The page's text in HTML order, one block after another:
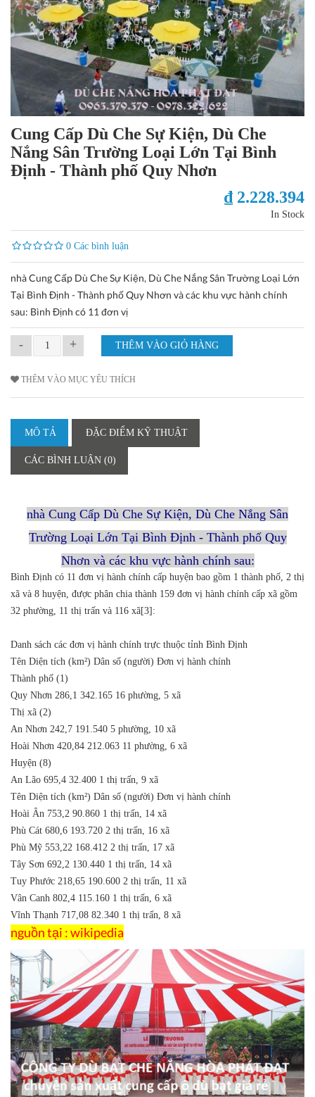
Cung Cấp Dù Che Sự Kiện, Dù Che
Nắng Sân Trường Loại Lớn Tại Bình
Định - Thành phố Quy Nhơn
₫ 2.228.394
In Stock
0 Các bình luận
nhà Cung Cấp Dù Che Sự Kiện, Dù Che Nắng Sân Trường Loại Lớn
Tại Bình Định - Thành phố Quy Nhơn và các khu vực hành chính
sau: Bình Định có 11 đơn vị
- +
THÊM VÀO MỤC YÊU THÍCH
MÔ TẢ ĐẶC ĐIỂM KỸ THUẬT
CÁC BÌNH LUẬN (0)
nhà Cung Cấp Dù Che Sự Kiện, Dù Che Nắng Sân
Trường Loại Lớn Tại Bình Định - Thành phố Quy
Nhơn và các khu vực hành chính sau:
Bình Định có 11 đơn vị hành chính cấp huyện bao gồm 1 thành phố, 2 thị
xã và 8 huyện, được phân chia thành 159 đơn vị hành chính cấp xã gồm
32 phường, 11 thị trấn và 116 xã[3]:
Danh sách các đơn vị hành chính trực thuộc tỉnh Bình Định
Tên Diện tích (km²) Dân số (người) Đơn vị hành chính
Thành phố (1)
Quy Nhơn 286,1 342.165 16 phường, 5 xã
Thị xã (2)
An Nhơn 242,7 191.540 5 phường, 10 xã
Hoài Nhơn 420,84 212.063 11 phường, 6 xã
Huyện (8)
An Lão 695,4 32.400 1 thị trấn, 9 xã
Tên Diện tích (km²) Dân số (người) Đơn vị hành chính
Hoài Ân 753,2 90.860 1 thị trấn, 14 xã
Phù Cát 680,6 193.720 2 thị trấn, 16 xã
Phù Mỹ 553,22 168.412 2 thị trấn, 17 xã
Tây Sơn 692,2 130.440 1 thị trấn, 14 xã
Tuy Phước 218,65 190.600 2 thị trấn, 11 xã
Vân Canh 802,4 115.160 1 thị trấn, 6 xã
Vĩnh Thạnh 717,08 82.340 1 thị trấn, 8 xã
nguồn tại : wikipedia